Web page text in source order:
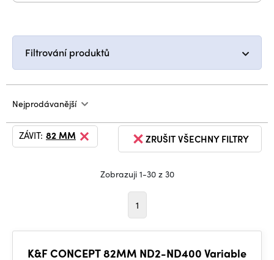
Filtrování produktů
Nejprodávanější
ZRUŠIT VŠECHNY FILTRY
ZÁVIT: 82 MM
Zobrazuji 1-30 z 30
1
K&F CONCEPT 82MM ND2-ND400 Variable